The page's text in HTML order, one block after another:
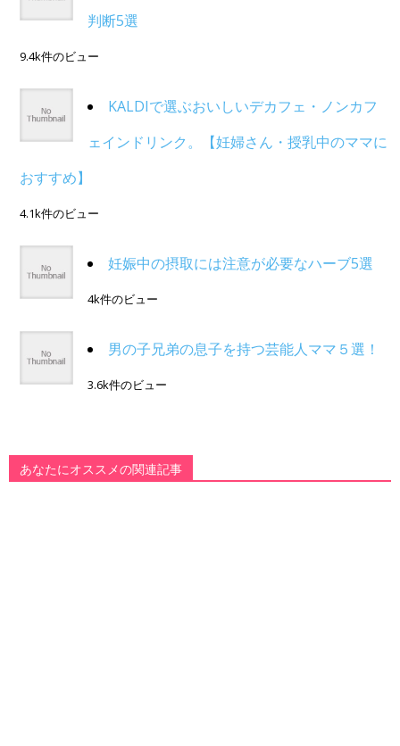
判断5選
9.4k件のビュー
KALDIで選ぶおいしいデカフェ・ノンカフ
ェインドリンク。【妊婦さん・授乳中のママに
おすすめ】
4.1k件のビュー
妊娠中の摂取には注意が必要なハーブ5選
4k件のビュー
男の子兄弟の息子を持つ芸能人ママ５選！
3.6k件のビュー
あなたにオススメの関連記事